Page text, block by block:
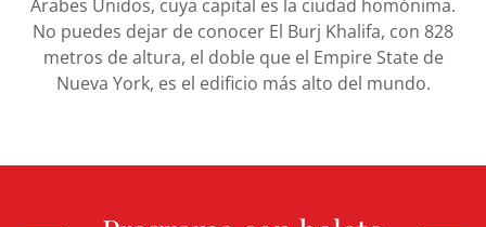
Árabes Unidos, cuya capital es la ciudad homónima.
No puedes dejar de conocer El Burj Khalifa, con 828
metros de altura, el doble que el Empire State de
Nueva York, es el edificio más alto del mundo.